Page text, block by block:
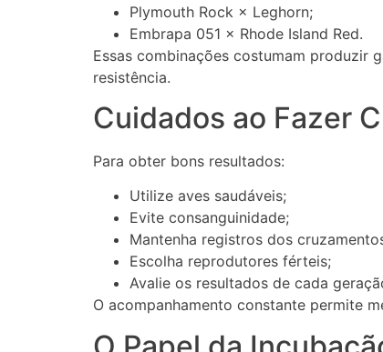
Plymouth Rock × Leghorn;
Embrapa 051 × Rhode Island Red.
Essas combinações costumam produzir
resistência.
Cuidados ao Fazer
Para obter bons resultados:
Utilize aves saudáveis;
Evite consanguinidade;
Mantenha registros dos
Escolha reprodutores férteis;
Avalie os resultados de cada
O acompanhamento constante permite